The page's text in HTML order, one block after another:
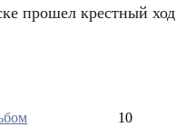
прошел крестный ход
10